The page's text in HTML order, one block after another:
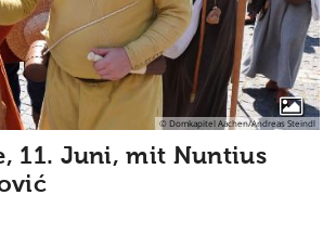
© Domkapitel Aachen/Andreas Steindl
11. Juni, mit Nuntius